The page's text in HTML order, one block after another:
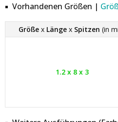
Vorhandenen Größen |
Größe x Länge x Spitzen (in
1.2 x 8 x 3